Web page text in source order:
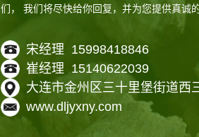
们， 我们将尽快给你回复，并为您提供真诚
宋经理 15998418846
崔经理 15140622039
大连市金州区三十里堡街道西
www.dljyxny.com